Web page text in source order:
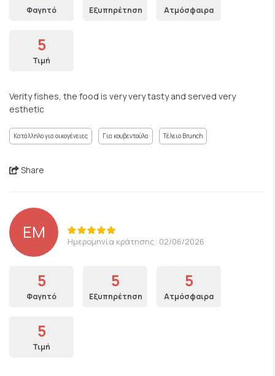
Φαγητό Εξυπηρέτηση Ατμόσφαιρα
5
Τιμή
Verity fishes, the food is very very tasty and served very
esthetic
Κατάλληλο για οικογένειες Για κουβεντούλα Τέλειο Brunch
Share
EM Ημερομηνία κράτησης: 02/06/2026
5
Φαγητό
5
Εξυπηρέτηση
5
Ατμόσφαιρα
5
Τιμή